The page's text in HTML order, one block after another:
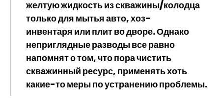
желтую жидкость из скважины/колодца
только для мытья авто, хоз-
инвентаря или плит во дворе. Однако
неприглядные разводы все равно
напомнят о том, что пора чистить
скважинный ресурс, применять хоть
какие-то меры по устранению проблемы.